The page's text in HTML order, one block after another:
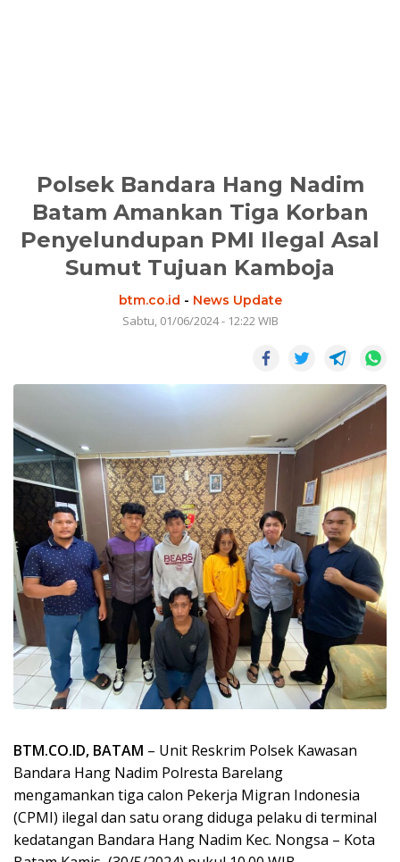
Polsek Bandara Hang Nadim
Batam Amankan Tiga Korban
Penyelundupan PMI Ilegal Asal
Sumut Tujuan Kamboja
btm.co.id - News Update
Sabtu, 01/06/2024 - 12:22 WIB
BTM.CO.ID, BATAM – Unit Reskrim Polsek Kawasan
Bandara Hang Nadim Polresta Barelang
mengamankan tiga calon Pekerja Migran Indonesia
(CPMI) ilegal dan satu orang diduga pelaku di terminal
kedatangan Bandara Hang Nadim Kec. Nongsa – Kota